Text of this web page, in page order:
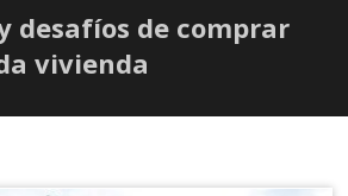
desafíos de comprar
vivienda